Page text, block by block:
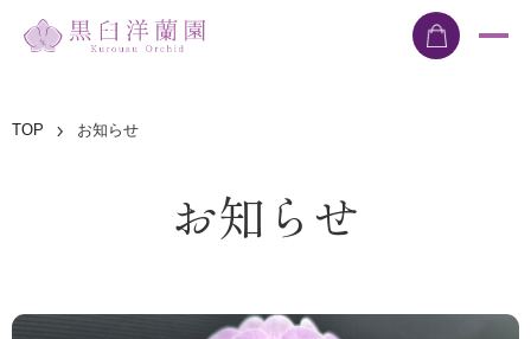
TOP お知らせ
お知らせ